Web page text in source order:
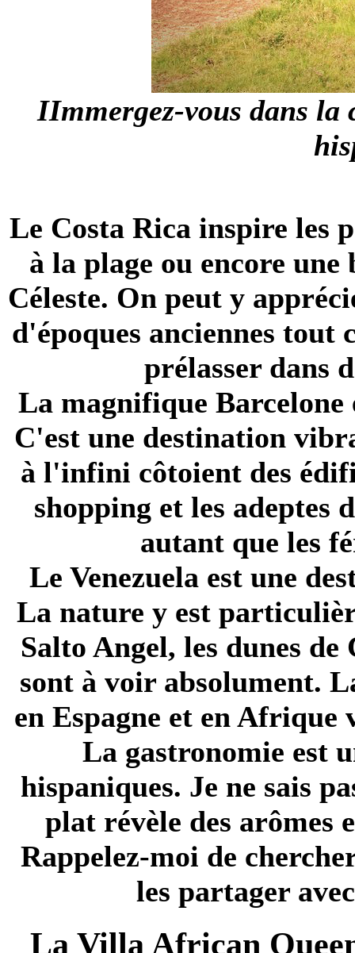
IImmergez-vous dans la
Le Costa Rica inspire les
à la plage ou encore
Céleste. On peut y
d'époques anciennes tout
prélasser dans
La magnifique
C'est une destination
à l'infini côtoient des
shopping et les adeptes
autant que les
Le Venezuela est une
La nature y est
Salto Angel, les dunes
sont à voir absolument.
en Espagne et en
La gastronomie est
hispaniques. Je ne sais
plat révèle des arômes
Rappelez-moi de
les partager
La Villa African